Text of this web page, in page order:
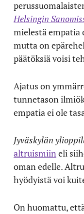
Helsingin
mielestä
mutta on
päätöksiä voisi
Ajatus on
tunnetason
empatia ei ole
Jyväskylän
altruismiineli
oman edelle.
hyödyistä voi
On huomattu,